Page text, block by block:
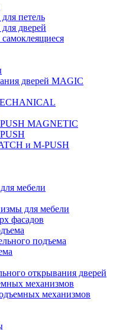
петель
дверей
самоклеящиеся
дверей MAGIC
MAGNETIC
и M-PUSH
мебели
для мебели
фасадов
подъема
открывания дверей
механизмов
механизмов